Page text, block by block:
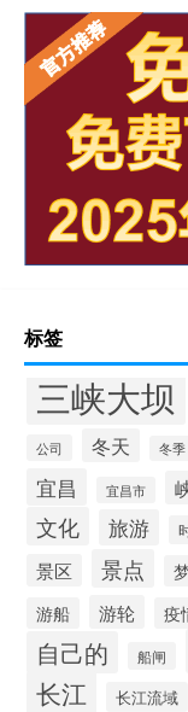
标签
三峡大坝
公司 冬天 冬季
宜昌 宜昌市
文化 旅游
景区
景点
游船 游轮 疫
自己的 船闸
长江 长江流域